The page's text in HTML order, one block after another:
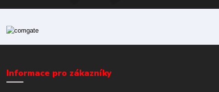
Informace pro zákazníky